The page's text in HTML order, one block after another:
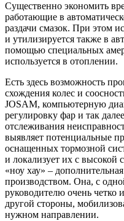
Существенно экономить
работающие в
раздачи смазок. При этом
и утилизируется также в
помощью специальных
используется в отоплении.
Есть здесь возможность
схождения колес и
JOSAM, компьютерную
регулировку фар и так
отслеживания
выявляет потенциальные
оснащенных тормозной
и локализует их с высокой
«ноу хау» –
производством. Она, с
руководителю очень четко
другой стороны,
нужном направлении.